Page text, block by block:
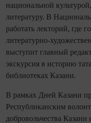
национальной
литературу. В
работать лекторий, где
литературно-
выступит главный
экскурсия в историю
библиотеках Казани.
В рамках Дней Казани
Республиканским
добровольчества Казани